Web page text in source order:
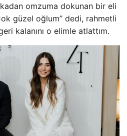
omzuma dokunan bir eli
güzel oğlum” dedi, rahmetli
kalanını o elimle atlattım.